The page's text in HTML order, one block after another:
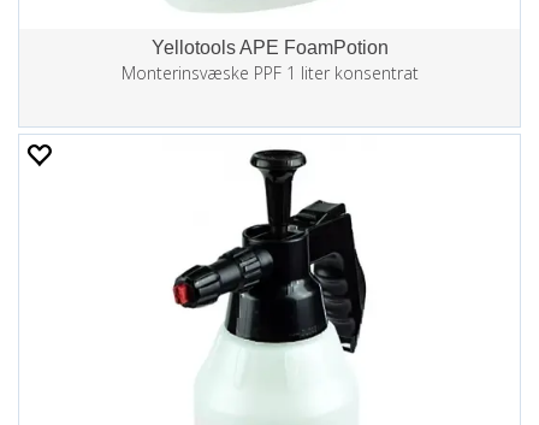
Yellotools APE FoamPotion
Monterinsvæske PPF 1 liter konsentrat